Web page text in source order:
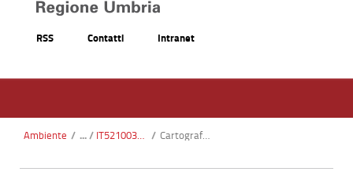
RSS Contatti Intranet
Ambiente / IT5210032 - Piani di Annifo - Arvello / Cartografia_CTR.pdf